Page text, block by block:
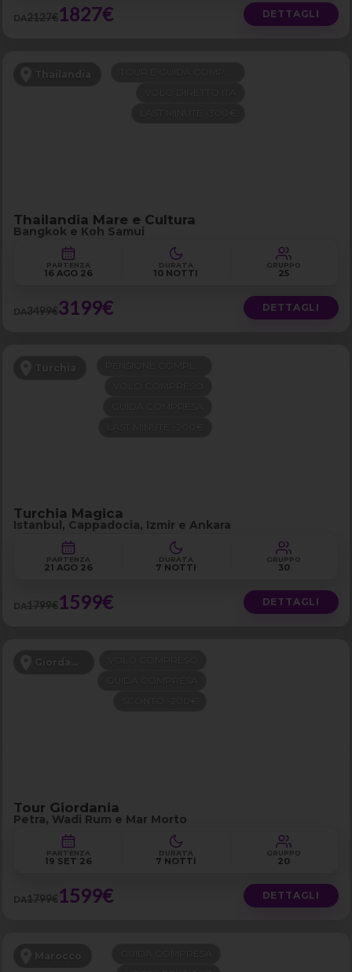
DA2127€1827€ DETTAGLI
Thailandia
Thailandia Mare e Cultura
Bangkok e Koh Samui
PARTENZA
16 AGO 26
DURATA
10 NOTTI
GRUPPO
25
DA3499€3199€ DETTAGLI
Turchia
Turchia Magica
Istanbul, Cappadocia, Izmir e Ankara
PARTENZA
21 AGO 26
DURATA
7 NOTTI
GRUPPO
30
DA1799€1599€ DETTAGLI
Giordania
Tour Giordania
Petra, Wadi Rum e Mar Morto
PARTENZA
19 SET 26
DURATA
7 NOTTI
GRUPPO
20
DA1799€1599€ DETTAGLI
Marocco